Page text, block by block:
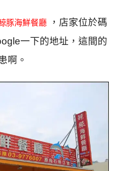
豚海鮮餐廳
，店家位於碼
一下的地址，這間的
啊。